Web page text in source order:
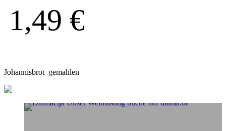
1,49 €
Johannisbrot gemahlen